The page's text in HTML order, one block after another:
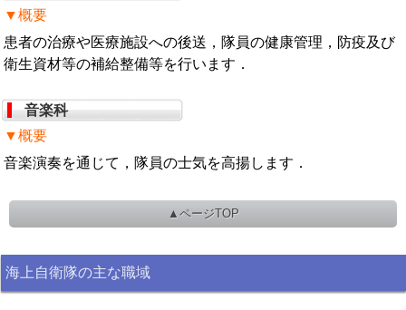
▼概要
患者の治療や医療施設への後送，隊員の健康管理，防疫及び
衛生資材等の補給整備等を行います．
音楽科
▼概要
音楽演奏を通じて，隊員の士気を高揚します．
▲ページTOP
海上自衛隊の主な職域